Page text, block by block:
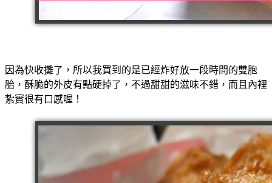
因為快收攤了，所以我買到的是已經炸好放一段時間的雙胞
胎，酥脆的外皮有點硬掉了，不過甜甜的滋味不錯，而且內裡
紮實很有口感喔！